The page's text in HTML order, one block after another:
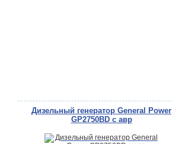
Дизельный генератор General Power
GP2750BD с авр